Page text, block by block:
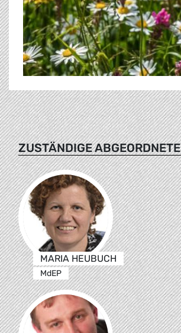
ZUSTÄNDIGE ABGEORDNETE
MARIA HEUBUCH
MdEP